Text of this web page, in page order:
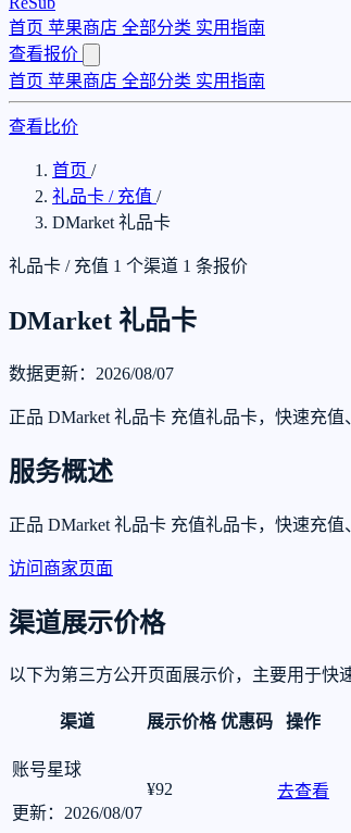
首页 苹果商店 全部分类 实用指南
查看报价
首页 苹果商店 全部分类 实用指南
查看比价
首页 /
礼品卡 / 充值 /
DMarket 礼品卡
礼品卡 / 充值 1 个渠道 1 条报价
DMarket 礼品卡
数据更新：2026/08/07
正品 DMarket 礼品卡 充值礼品卡，快速充
服务概述
正品 DMarket 礼品卡 充值礼品卡，快速充
访问商家页面
渠道展示价格
以下为第三方公开页面展示价，主要用于快
渠道 展示价格 优惠码 操作
账号星球
更新：2026/08/07
¥92 去查看